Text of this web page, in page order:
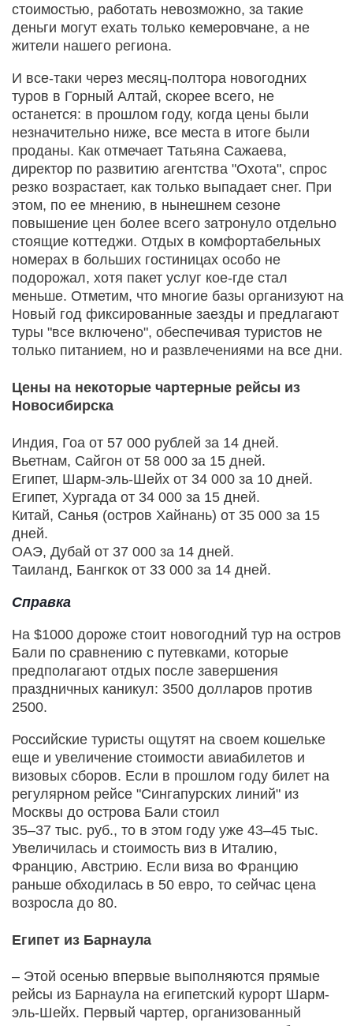
стоимостью, работать невозможно, за такие
деньги могут ехать только кемеровчане, а не
жители нашего региона.
И все-таки через месяц-полтора новогодних
туров в Горный Алтай, скорее всего, не
останется: в прошлом году, когда цены были
незначительно ниже, все места в итоге были
проданы. Как отмечает Татьяна Сажаева,
директор по развитию агентства "Охота", спрос
резко возрастает, как только выпадает снег. При
этом, по ее мнению, в нынешнем сезоне
повышение цен более всего затронуло отдельно
стоящие коттеджи. Отдых в комфортабельных
номерах в больших гостиницах особо не
подорожал, хотя пакет услуг кое-где стал
меньше. Отметим, что многие базы организуют на
Новый год фиксированные заезды и предлагают
туры "все включено", обеспечивая туристов не
только питанием, но и развлечениями на все дни.
Цены на некоторые чартерные рейсы из
Новосибирска
Индия, Гоа от 57 000 рублей за 14 дней.
Вьетнам, Сайгон от 58 000 за 15 дней.
Египет, Шарм-эль-Шейх от 34 000 за 10 дней.
Египет, Хургада от 34 000 за 15 дней.
Китай, Санья (остров Хайнань) от 35 000 за 15
дней.
ОАЭ, Дубай от 37 000 за 14 дней.
Таиланд, Бангкок от 33 000 за 14 дней.
Справка
На $1000 дороже стоит новогодний тур на остров
Бали по сравнению с путевками, которые
предполагают отдых после завершения
праздничных каникул: 3500 долларов против
2500.
Российские туристы ощутят на своем кошельке
еще и увеличение стоимости авиабилетов и
визовых сборов. Если в прошлом году билет на
регулярном рейсе "Сингапурских линий" из
Москвы до острова Бали стоил
35–37 тыс. руб., то в этом году уже 43–45 тыс.
Увеличилась и стоимость виз в Италию,
Францию, Австрию. Если виза во Францию
раньше обходилась в 50 евро, то сейчас цена
возросла до 80.
Египет из Барнаула
– Этой осенью впервые выполняются прямые
рейсы из Барнаула на египетский курорт Шарм-
эль-Шейх. Первый чартер, организованный